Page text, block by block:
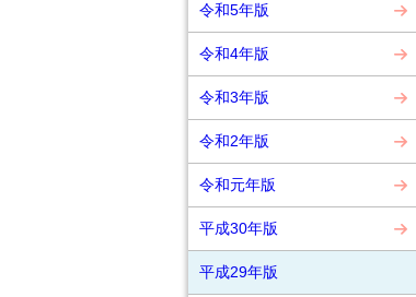
令和5年版
令和4年版
令和3年版
令和2年版
令和元年版
平成30年版
平成29年版